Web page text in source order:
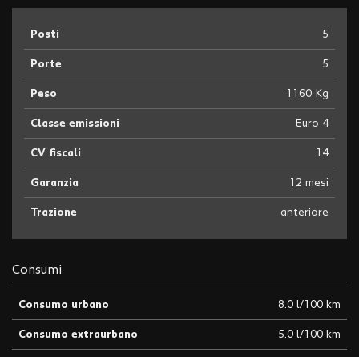
Posti 5
Porte 5
Peso 1160 Kg
Classe emissioni Euro 4
CV fiscali 14
Garanzia 12 mesi
Trazione anteriore
Consumi
Consumo urbano 8.0 l/100 km
Consumo extraurbano 5.0 l/100 km